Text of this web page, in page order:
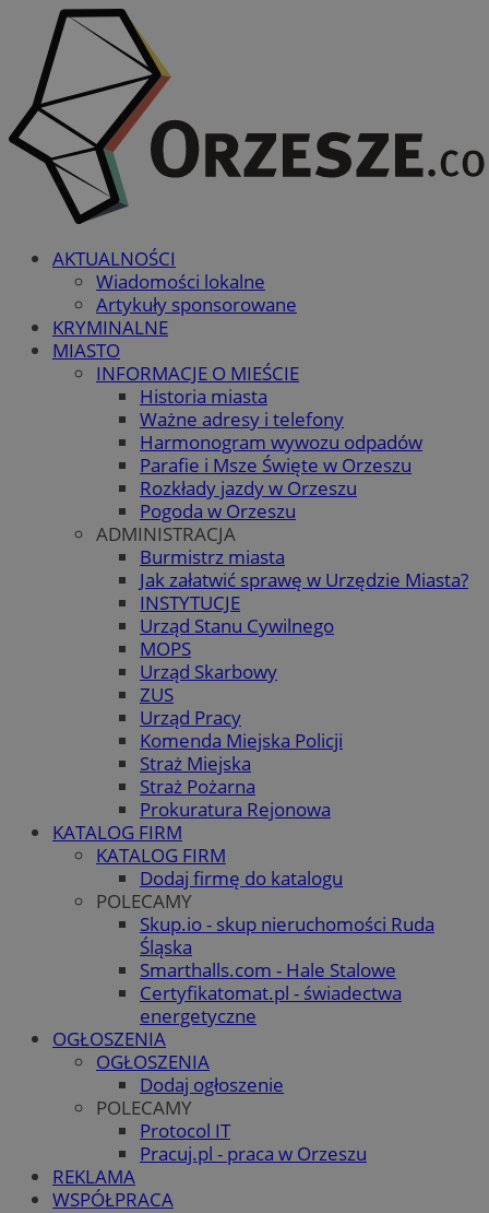
AKTUALNOŚCI
Wiadomości lokalne
Artykuły sponsorowane
KRYMINALNE
MIASTO
INFORMACJE O MIEŚCIE
Historia miasta
Ważne adresy i telefony
Harmonogram wywozu odpadów
Parafie i Msze Święte w Orzeszu
Rozkłady jazdy w Orzeszu
Pogoda w Orzeszu
ADMINISTRACJA
Burmistrz miasta
Jak załatwić sprawę w Urzędzie Miasta?
INSTYTUCJE
Urząd Stanu Cywilnego
MOPS
Urząd Skarbowy
ZUS
Urząd Pracy
Komenda Miejska Policji
Straż Miejska
Straż Pożarna
Prokuratura Rejonowa
KATALOG FIRM
KATALOG FIRM
Dodaj firmę do katalogu
POLECAMY
Skup.io - skup nieruchomości Ruda
Śląska
Smarthalls.com - Hale Stalowe
Certyfikatomat.pl - świadectwa
energetyczne
OGŁOSZENIA
OGŁOSZENIA
Dodaj ogłoszenie
POLECAMY
Protocol IT
Pracuj.pl - praca w Orzeszu
REKLAMA
WSPÓŁPRACA